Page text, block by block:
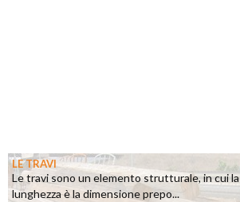
LE TRAVI
Le travi sono un elemento strutturale, in cui la
lunghezza è la dimensione prepo...